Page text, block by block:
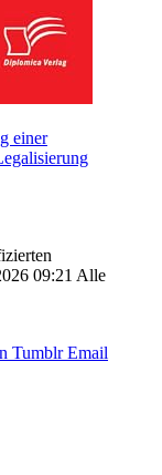
einer
09:21 Alle
Tumblr Email